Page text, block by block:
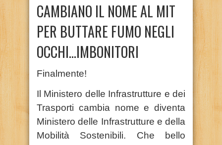
CAMBIANO IL NOME AL MIT
PER BUTTARE FUMO NEGLI
OCCHI…IMBONITORI
Finalmente!
Il Ministero delle Infrastrutture e dei
Trasporti cambia nome e diventa
Ministero delle Infrastrutture e della
Mobilità Sostenibili. Che bello